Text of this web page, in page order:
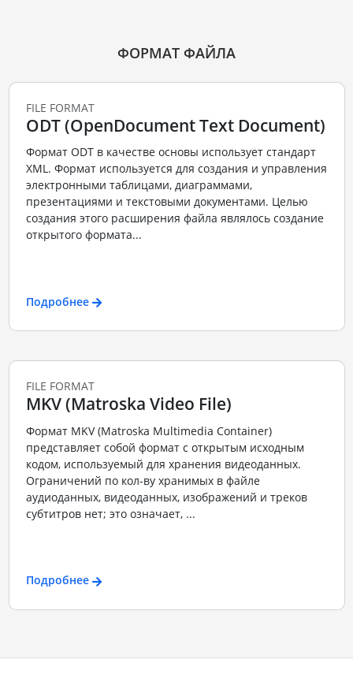
ФОРМАТ ФАЙЛА
FILE FORMAT
ODT (OpenDocument Text Document)
Формат ODT в качестве основы использует стандарт
XML. Формат используется для создания и управления
электронными таблицами, диаграммами,
презентациями и текстовыми документами. Целью
создания этого расширения файла являлось создание
открытого формата...
Подробнее
FILE FORMAT
MKV (Matroska Video File)
Формат MKV (Matroska Multimedia Container)
представляет собой формат с открытым исходным
кодом, используемый для хранения видеоданных.
Ограничений по кол-ву хранимых в файле
аудиоданных, видеоданных, изображений и треков
субтитров нет; это означает, ...
Подробнее